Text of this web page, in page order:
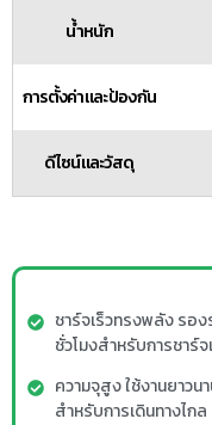
น้ำหนัก
การตั้งค่าและป้องกัน
ดีไซน์และวัสดุ
ชาร์จเร็วทรงพลัง รอ
ชั่วโมงสำหรับการชาร์
ความจุสูง ใช้งานยาวน
สำหรับการเดินทางไกล